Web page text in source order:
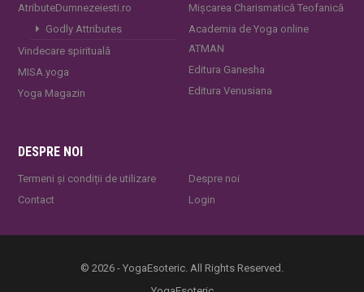
AtributeDumnezeiesti.ro
Godly Attributes
Vindecare spirituală
MISA.yoga
Yoga Magazin
Mișcarea Charismatică Teofanică
Academia de Yoga online
ATMAN
Editura Ganesha
Editura Venusiana
DESPRE NOI
Termeni și condiții de utilizare
Contact
Despre noi
Login
© 2026 - YogaEsoteric. All Rights Reserved.